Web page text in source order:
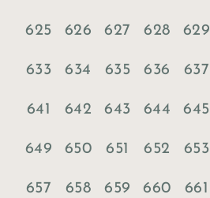
625 626 627 628 629
633 634 635 636 637
641 642 643 644 645
649 650 651 652 653
657 658 659 660 661